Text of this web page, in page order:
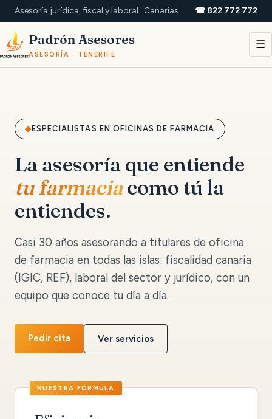
Asesoría jurídica, fiscal y laboral · Canarias ☎ 822 772 772
Padrón Asesores
ASESORÍA · TENERIFE
☰
ESPECIALISTAS EN OFICINAS DE FARMACIA
La asesoría que entiende
tu farmaciacomo tú la
entiendes.
Casi 30 años asesorando a titulares de oficina
de farmacia en todas las islas: fiscalidad canaria
(IGIC, REF), laboral del sector y jurídico, con un
equipo que conoce tu día a día.
Pedir cita Ver servicios